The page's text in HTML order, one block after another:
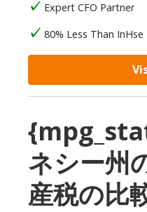
Expert CFO Partner
80% Less Than InHse
ネシー州
産税の比